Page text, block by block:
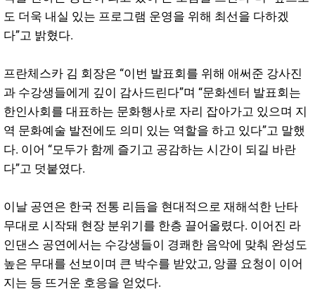
도 더욱 내실 있는 프로그램 운영을 위해 최선을 다하겠
다”고 밝혔다.
프란체스카 김 회장은 “이번 발표회를 위해 애써준 강사진
과 수강생들에게 깊이 감사드린다”며 “문화센터 발표회는
한인사회를 대표하는 문화행사로 자리 잡아가고 있으며 지
역 문화예술 발전에도 의미 있는 역할을 하고 있다”고 말했
다. 이어 “모두가 함께 즐기고 공감하는 시간이 되길 바란
다”고 덧붙였다.
이날 공연은 한국 전통 리듬을 현대적으로 재해석한 난타
무대로 시작돼 현장 분위기를 한층 끌어올렸다. 이어진 라
인댄스 공연에서는 수강생들이 경쾌한 음악에 맞춰 완성도
높은 무대를 선보이며 큰 박수를 받았고, 앙콜 요청이 이어
지는 등 뜨거운 호응을 얻었다.